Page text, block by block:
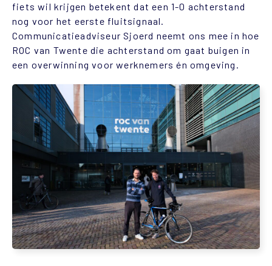
fiets wil krijgen betekent dat een 1-0 achterstand
nog voor het eerste fluitsignaal.
Communicatieadviseur Sjoerd neemt ons mee in hoe
ROC van Twente die achterstand om gaat buigen in
een overwinning voor werknemers én omgeving.